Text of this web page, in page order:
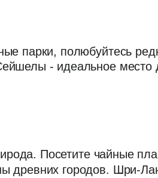
парки, полюбуйтесь
- идеальное место
Посетите чайные
древних городов. Шри-